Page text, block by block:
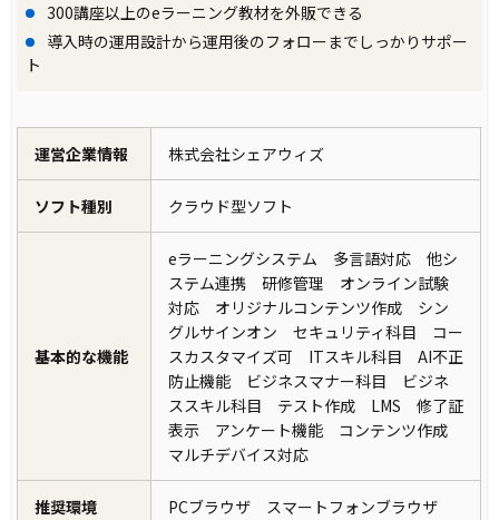
300講座以上のeラーニング教材を外販できる
導入時の運用設計から運用後のフォローまでしっかりサポー
ト
運営企業情報 株式会社シェアウィズ
ソフト種別 クラウド型ソフト
基本的な機能
eラーニングシステム 多言語対応 他シ
ステム連携 研修管理 オンライン試験
対応 オリジナルコンテンツ作成 シン
グルサインオン セキュリティ科目 コー
スカスタマイズ可 ITスキル科目 AI不正
防止機能 ビジネスマナー科目 ビジネ
ススキル科目 テスト作成 LMS 修了証
表示 アンケート機能 コンテンツ作成
マルチデバイス対応
推奨環境 PCブラウザ スマートフォンブラウザ